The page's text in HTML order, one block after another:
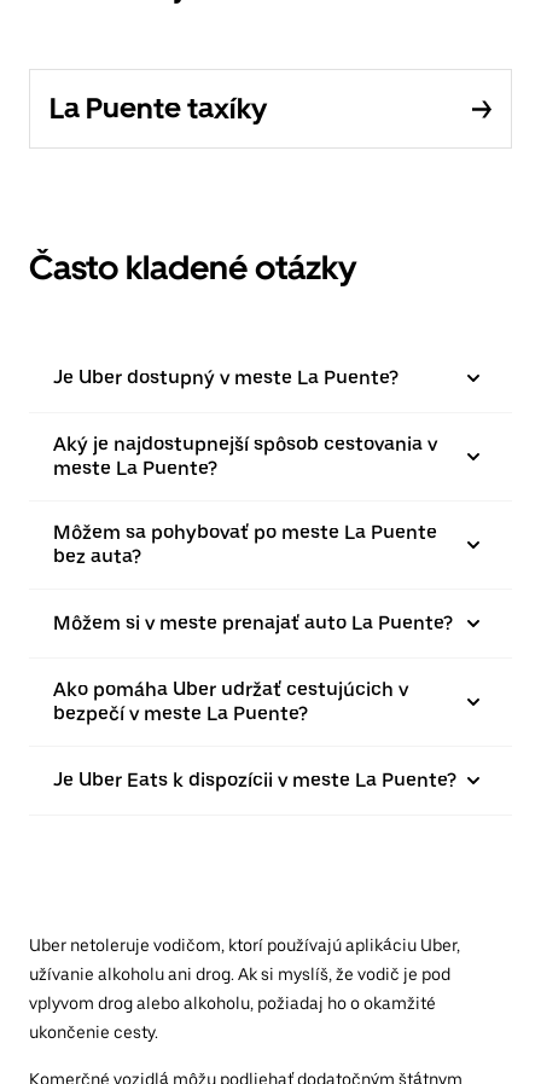
La Puente taxíky
Často kladené otázky
Je Uber dostupný v meste La Puente?
Aký je najdostupnejší spôsob cestovania v
meste La Puente?
Môžem sa pohybovať po meste La Puente
bez auta?
Môžem si v meste prenajať auto La Puente?
Ako pomáha Uber udržať cestujúcich v
bezpečí v meste La Puente?
Je Uber Eats k dispozícii v meste La Puente?
Uber netoleruje vodičom, ktorí používajú aplikáciu Uber,
užívanie alkoholu ani drog. Ak si myslíš, že vodič je pod
vplyvom drog alebo alkoholu, požiadaj ho o okamžité
ukončenie cesty.
Komerčné vozidlá môžu podliehať dodatočným štátnym